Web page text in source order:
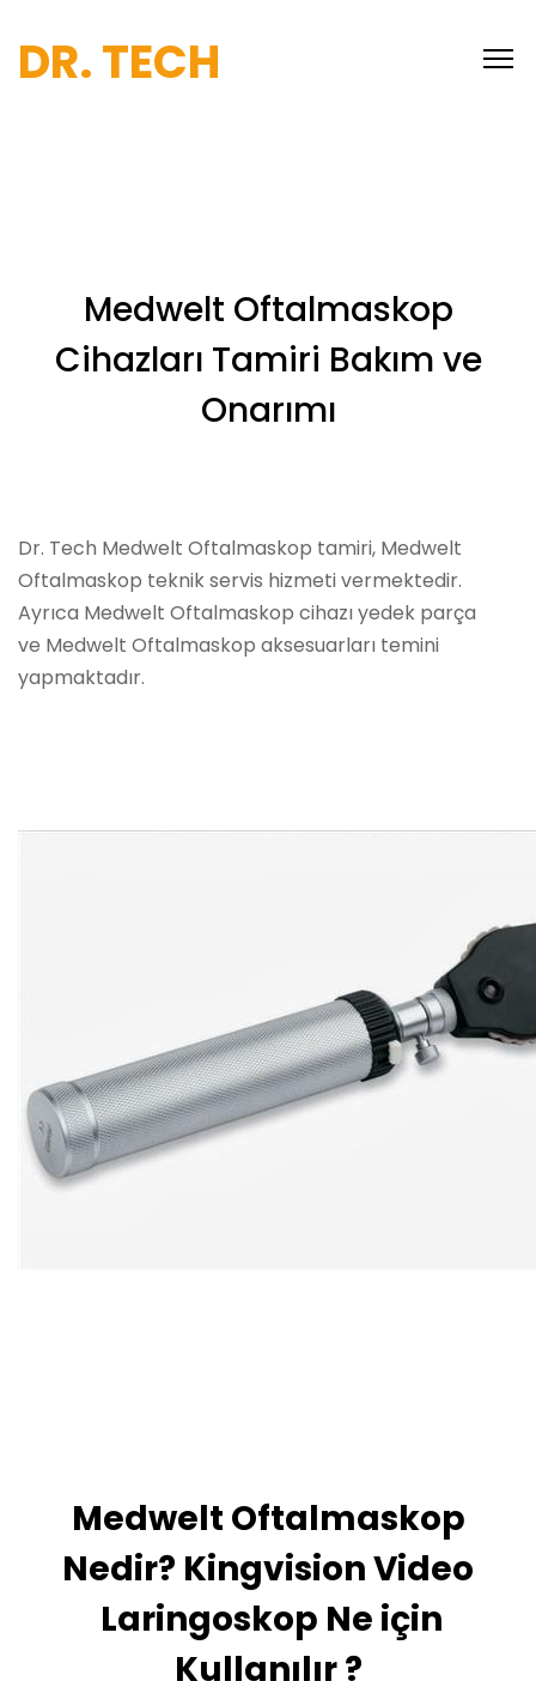
DR. TECH
Medwelt Oftalmaskop
Cihazları Tamiri Bakım ve
Onarımı
Dr. Tech Medwelt Oftalmaskop tamiri, Medwelt
Oftalmaskop teknik servis hizmeti vermektedir.
Ayrıca Medwelt Oftalmaskop cihazı yedek parça
ve Medwelt Oftalmaskop aksesuarları temini
yapmaktadır.
Medwelt Oftalmaskop
Nedir? Kingvision Video
Laringoskop Ne için
Kullanılır ?